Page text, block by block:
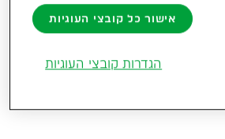
אישור כל קובצי העוגיות
הגדרות קובצי העוגיות